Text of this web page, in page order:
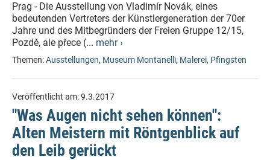
Prag - Die Ausstellung von Vladimír Novák, eines
bedeutenden Vertreters der Künstlergeneration der 70er
Jahre und des Mitbegründers der Freien Gruppe 12/15,
Pozdě, ale přece (... mehr ›
Themen:Ausstellungen, Museum Montanelli, Malerei, Pfingsten
Veröffentlicht am:9.3.2017
"Was Augen nicht sehen können":
Alten Meistern mit Röntgenblick auf
den Leib gerückt